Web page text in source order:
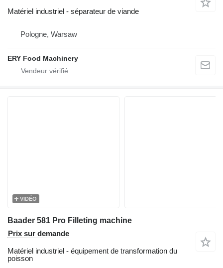
Matériel industriel - séparateur de viande
Pologne, Warsaw
ERY Food Machinery
VIDÉO
Baader 581 Pro Filleting machine
Prix sur demande
Matériel industriel - équipement de transformation du
poisson